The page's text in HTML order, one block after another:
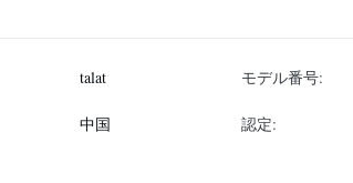
talat モデル番号:
中国 認定: